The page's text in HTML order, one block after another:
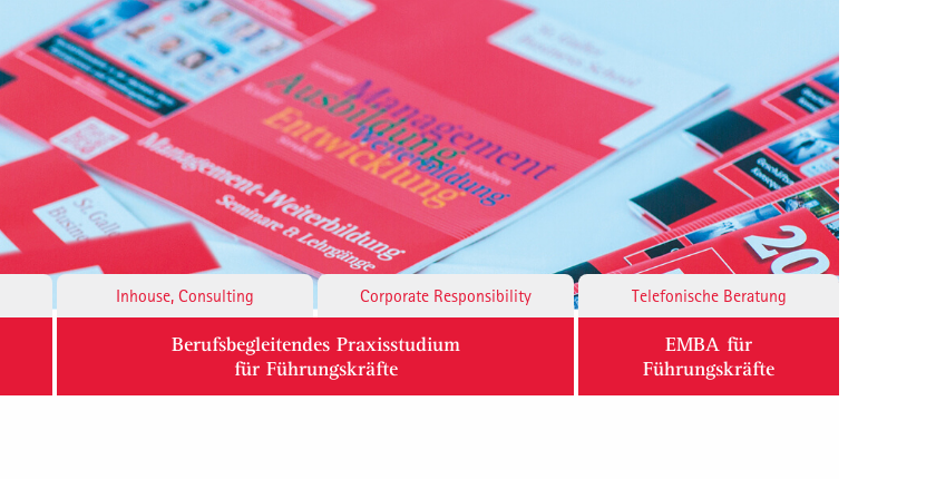
Inhouse, Consulting Corporate Responsibility Telefonische Beratung
Berufsbegleitendes Praxisstudium
für Führungskräfte
EMBA für
Führungskräfte